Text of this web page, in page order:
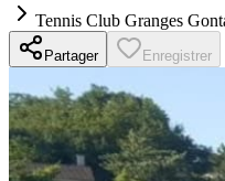
Tennis Club Granges
Partager Enregistrer